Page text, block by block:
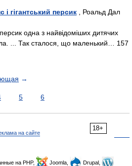
гігантський персик , Роальд Дал
одна з найвідоміших дитячих
... Так сталося, що маленький… 157
→
5 6
18+
на сайте
на PHP, Joomla,
Drupal,